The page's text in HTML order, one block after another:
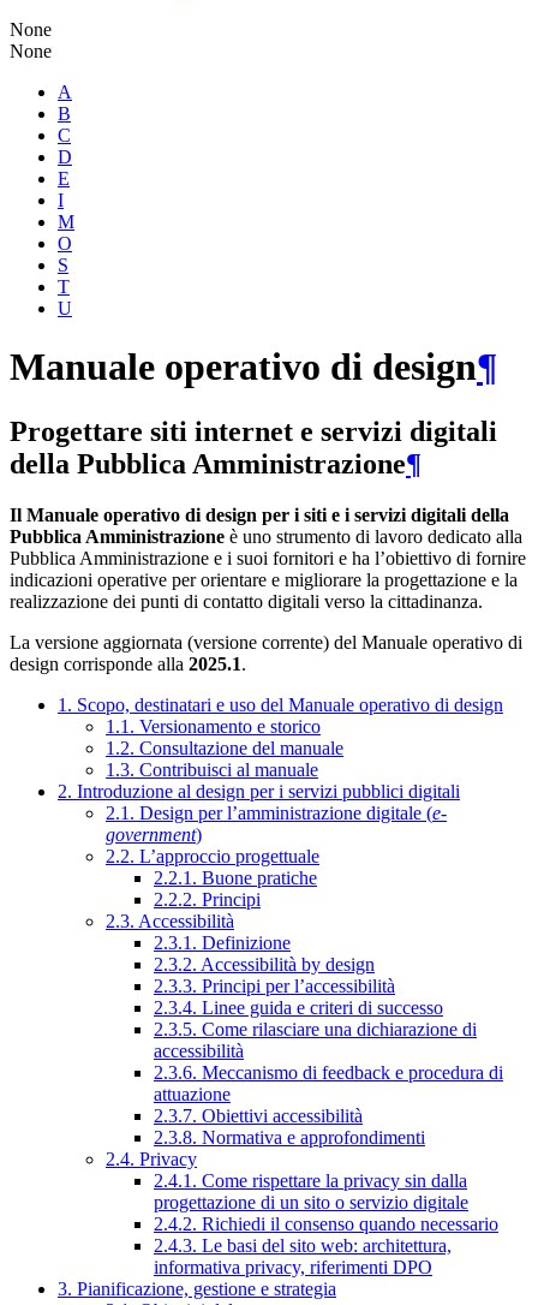
None
None
A
B
C
D
E
I
M
O
S
T
U
Manuale operativo di design¶
Progettare siti internet e servizi digitali
della Pubblica Amministrazione¶
Il Manuale operativo di design per i siti e i servizi digitali della
Pubblica Amministrazione è uno strumento di lavoro dedicato alla
Pubblica Amministrazione e i suoi fornitori e ha l’obiettivo di fornire
indicazioni operative per orientare e migliorare la progettazione e la
realizzazione dei punti di contatto digitali verso la cittadinanza.
La versione aggiornata (versione corrente) del Manuale operativo di
design corrisponde alla 2025.1.
1. Scopo, destinatari e uso del Manuale operativo di design
1.1. Versionamento e storico
1.2. Consultazione del manuale
1.3. Contribuisci al manuale
2. Introduzione al design per i servizi pubblici digitali
2.1. Design per l’amministrazione digitale (e-
government)
2.2. L’approccio progettuale
2.2.1. Buone pratiche
2.2.2. Principi
2.3. Accessibilità
2.3.1. Definizione
2.3.2. Accessibilità by design
2.3.3. Principi per l’accessibilità
2.3.4. Linee guida e criteri di successo
2.3.5. Come rilasciare una dichiarazione di
accessibilità
2.3.6. Meccanismo di feedback e procedura di
attuazione
2.3.7. Obiettivi accessibilità
2.3.8. Normativa e approfondimenti
2.4. Privacy
2.4.1. Come rispettare la privacy sin dalla
progettazione di un sito o servizio digitale
2.4.2. Richiedi il consenso quando necessario
2.4.3. Le basi del sito web: architettura,
informativa privacy, riferimenti DPO
3. Pianificazione, gestione e strategia